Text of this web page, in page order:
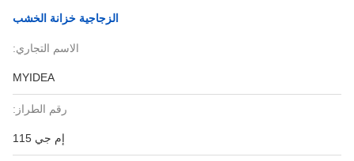
الزجاجية خزانة الخشب
الاسم التجاري:
MYIDEA
رقم الطراز:
إم جي 115